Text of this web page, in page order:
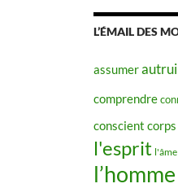
L’ÉMAIL DES
assumerautrui
comprendre
conscient corps
l'esprit l'âme
l’homme